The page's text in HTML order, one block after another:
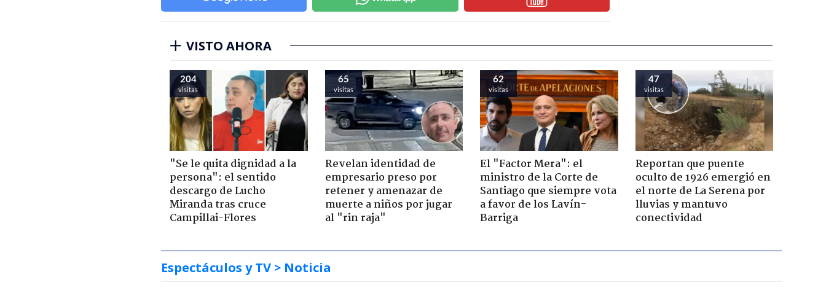
VISTO AHORA
204
visitas
"Se le quita dignidad a la
persona": el sentido
descargo de Lucho
Miranda tras cruce
Campillai-Flores
65
visitas
Revelan identidad de
empresario preso por
retener y amenazar de
muerte a niños por jugar
al "rin raja"
62
visitas
El "Factor Mera": el
ministro de la Corte de
Santiago que siempre vota
a favor de los Lavín-
Barriga
47
visitas
Reportan que puente
oculto de 1926 emergió en
el norte de La Serena por
lluvias y mantuvo
conectividad
Espectáculos y TV > Noticia